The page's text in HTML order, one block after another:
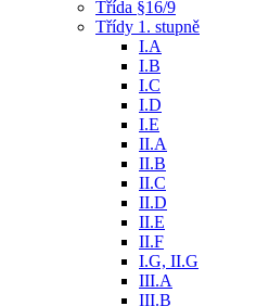
Třída §16/9
Třídy 1. stupně
I.A
I.B
I.C
I.D
I.E
II.A
II.B
II.C
II.D
II.E
II.F
I.G, II.G
III.A
III.B